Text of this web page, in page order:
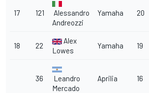
17 121
Alessandro
Andreozzi
Yamaha 20
18 22
Alex
Lowes
Yamaha 19
36
Leandro
Mercado
Aprilia 16